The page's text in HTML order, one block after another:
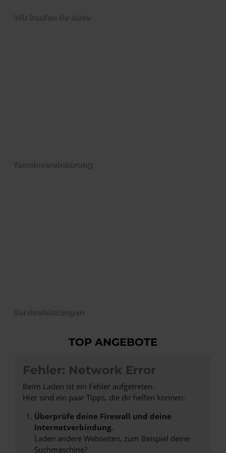
Wir kaufen Ihr Auto
Terminvereinbarung
Serviceleistungen
TOP ANGEBOTE
Fehler: Network Error
Beim Laden ist ein Fehler aufgetreten.
Hier sind ein paar Tipps, die dir helfen können:
Überprüfe deine Firewall und deine
Internetverbindung.
Laden andere Webseiten, zum Beispiel deine
Suchmaschine?